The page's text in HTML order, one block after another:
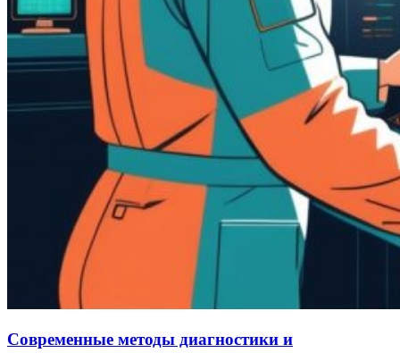
Современные методы диагностики и